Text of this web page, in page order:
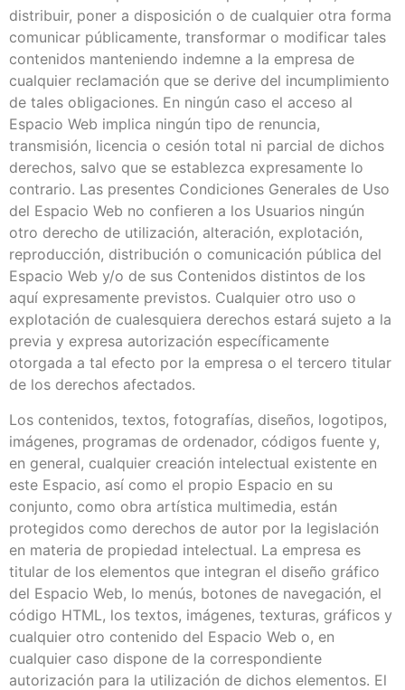
distribuir, poner a disposición o de cualquier otra forma
comunicar públicamente, transformar o modificar tales
contenidos manteniendo indemne a la empresa de
cualquier reclamación que se derive del incumplimiento
de tales obligaciones. En ningún caso el acceso al
Espacio Web implica ningún tipo de renuncia,
transmisión, licencia o cesión total ni parcial de dichos
derechos, salvo que se establezca expresamente lo
contrario. Las presentes Condiciones Generales de Uso
del Espacio Web no confieren a los Usuarios ningún
otro derecho de utilización, alteración, explotación,
reproducción, distribución o comunicación pública del
Espacio Web y/o de sus Contenidos distintos de los
aquí expresamente previstos. Cualquier otro uso o
explotación de cualesquiera derechos estará sujeto a la
previa y expresa autorización específicamente
otorgada a tal efecto por la empresa o el tercero titular
de los derechos afectados.
Los contenidos, textos, fotografías, diseños, logotipos,
imágenes, programas de ordenador, códigos fuente y,
en general, cualquier creación intelectual existente en
este Espacio, así como el propio Espacio en su
conjunto, como obra artística multimedia, están
protegidos como derechos de autor por la legislación
en materia de propiedad intelectual. La empresa es
titular de los elementos que integran el diseño gráfico
del Espacio Web, lo menús, botones de navegación, el
código HTML, los textos, imágenes, texturas, gráficos y
cualquier otro contenido del Espacio Web o, en
cualquier caso dispone de la correspondiente
autorización para la utilización de dichos elementos. El